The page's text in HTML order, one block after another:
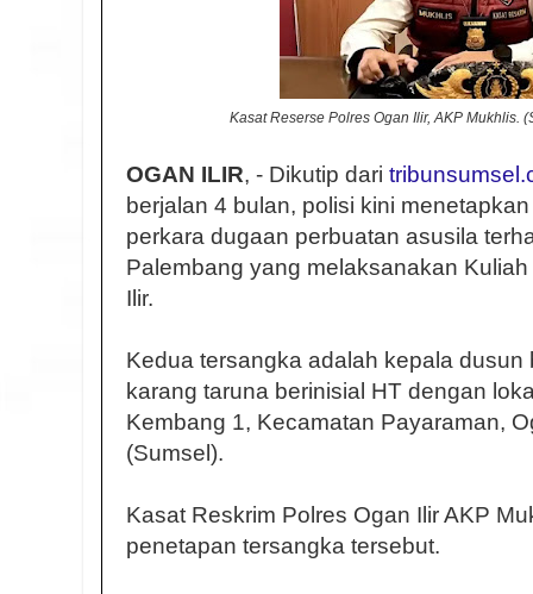
Kasat Reserse Polres Ogan Ilir, AKP Mukhlis.
OGAN ILIR, - Dikutip dari
berjalan 4 bulan, polisi kini
perkara dugaan perbuatan asusila
Palembang yang melaksanakan
Ilir.
Kedua tersangka adalah kepala
karang taruna berinisial HT dengan
Kembang 1, Kecamatan Payaraman,
(Sumsel).
Kasat Reskrim Polres Ogan Ilir AKP
penetapan tersangka tersebut.